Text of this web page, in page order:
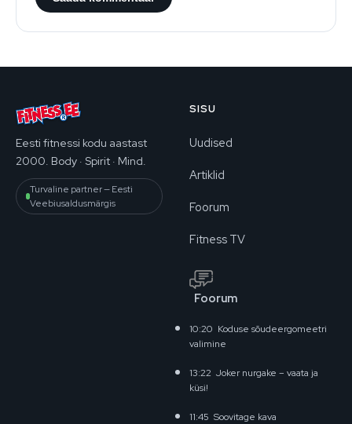
Eesti fitnessi kodu aastast
2000. Body · Spirit · Mind.
Turvaline partner — Eesti
Veebiusaldusmärgis
SISU
Uudised
Artiklid
Foorum
Fitness TV
Foorum
10:20 Koduse sõudeergomeetri
valimine
13:22 Joker nurgake – vaata ja
küsi!
11:45 Soovitage kava